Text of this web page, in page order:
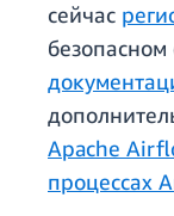
сейчас
Apache
процессах